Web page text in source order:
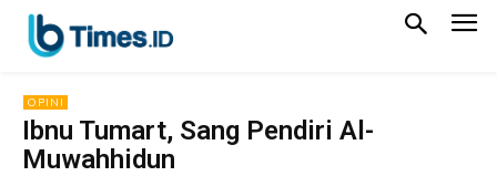
OPINI
Ibnu Tumart, Sang Pendiri Al-
Muwahhidun